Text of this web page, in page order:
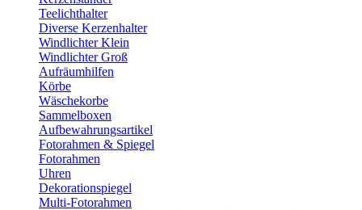
Teelichthalter
Diverse Kerzenhalter
Windlichter Klein
Windlichter Groß
Aufräumhilfen
Körbe
Wäschekorbe
Sammelboxen
Aufbewahrungsartikel
Fotorahmen & Spiegel
Fotorahmen
Uhren
Dekorationspiegel
Multi-Fotorahmen